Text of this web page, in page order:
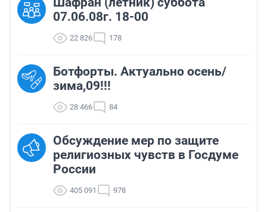
07.06.08г. 18-00
22 826 178
Ботфорты. Актуально осень/
зима,09!!!
28 466 84
Обсуждение мер по защите
религиозных чувств в Госдуме
России
405 091 978